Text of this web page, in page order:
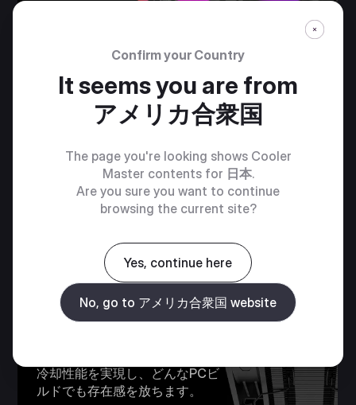
かな動作を実現します。特に
3DHPモジュールと組み合わせた
際に高い静音性を発揮します。
ミニマリス
トデザイン
V4 Alpha 3DHP Blackは、クラ
シックなV型自動車エンジンから
着想を得ており、大胆でコンパ
クト、そして性能を重視したデ
冷却性能を実現し、どんなPCビ
ルドでも存在感を放ちます。
Confirm your Country
It seems you are from
アメリカ合衆国
The page you're looking shows Cooler
Master contents for 日本.
Are you sure you want to continue
browsing the current site?
Yes, continue here
No, go to アメリカ合衆国 website